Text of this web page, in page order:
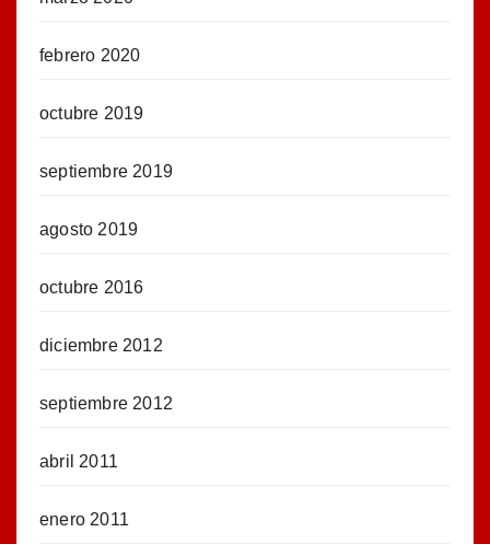
febrero 2020
octubre 2019
septiembre 2019
agosto 2019
octubre 2016
diciembre 2012
septiembre 2012
abril 2011
enero 2011